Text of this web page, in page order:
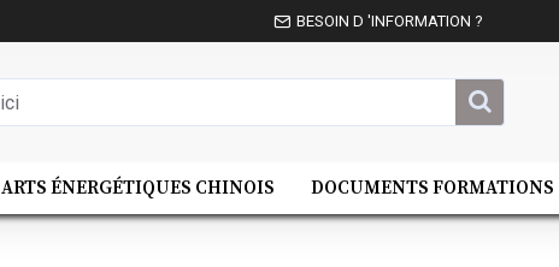
BESOIN D 'INFORMATION ?
ARTS ÉNERGÉTIQUES CHINOIS DOCUMENTS FORMATIONS